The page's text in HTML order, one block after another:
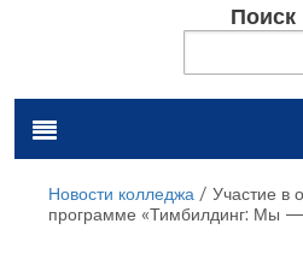
Поиск
Новости колледжа / Участие в
программе «Тимбилдинг: Мы